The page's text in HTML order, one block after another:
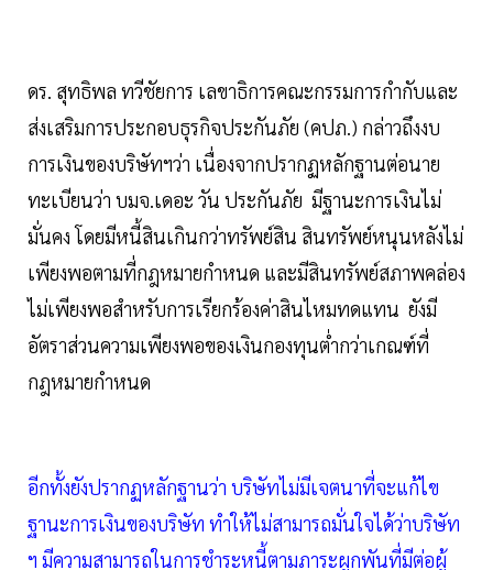
ดร. สุทธิพล ทวีชัยการ เลขาธิการคณะกรรมการกำกับและ
ส่งเสริมการประกอบธุรกิจประกันภัย (คปภ.) กล่าวถึงงบ
การเงินของบริษัทฯว่า เนื่องจากปรากฏหลักฐานต่อนาย
ทะเบียนว่า บมจ.เดอะ วัน ประกันภัย มีฐานะการเงินไม่
มั่นคง โดยมีหนี้สินเกินกว่าทรัพย์สิน สินทรัพย์หนุนหลังไม่
เพียงพอตามที่กฎหมายกำหนด และมีสินทรัพย์สภาพคล่อง
ไม่เพียงพอสำหรับการเรียกร้องค่าสินไหมทดแทน ยังมี
อัตราส่วนความเพียงพอของเงินกองทุนต่ำกว่าเกณฑ์ที่
กฎหมายกำหนด
อีกทั้งยังปรากฏหลักฐานว่า บริษัทไม่มีเจตนาที่จะแก้ไข
ฐานะการเงินของบริษัท ทำให้ไม่สามารถมั่นใจได้ว่าบริษัท
ฯ มีความสามารถในการชำระหนี้ตามภาระผูกพันที่มีต่อผู้